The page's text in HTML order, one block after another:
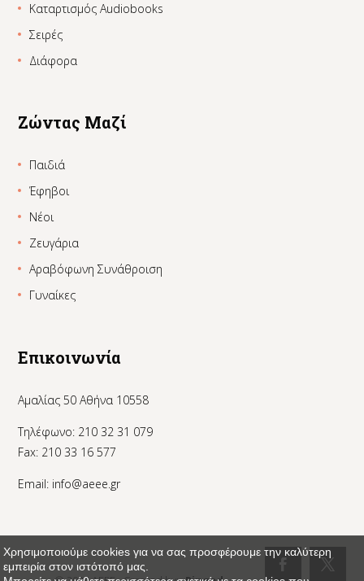
Καταρτισμός Audiobooks
Σειρές
Διάφορα
Ζώντας Μαζί
Παιδιά
Έφηβοι
Νέοι
Ζευγάρια
Αραβόφωνη Συνάθροιση
Γυναίκες
Επικοινωνία
Αμαλίας 50 Αθήνα 10558
Τηλέφωνο: 210 32 31 079
Fax: 210 33 16 577
Email: info@aeee.gr
Χρησιμοποιούμε cookies για να σας προσφέρουμε την καλύτερη
εμπειρία στον ιστότοπό μας.